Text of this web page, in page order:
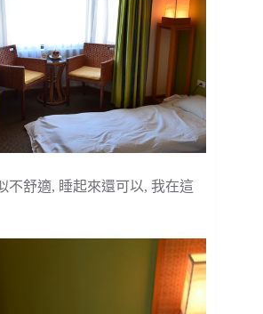
不舒適, 睡起來還可以, 我在這